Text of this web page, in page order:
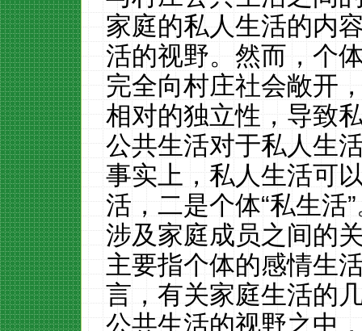
家庭的私人生活的内
活的视野。然而，个
完全向村庄社会敞开
相对的独立性，导致
公共生活对于私人生
事实上，私人生活可
活，二是个体“私生活
涉及家庭成员之间的
主要指个体的感情生
言，有关家庭生活的
公共生活的视野之中